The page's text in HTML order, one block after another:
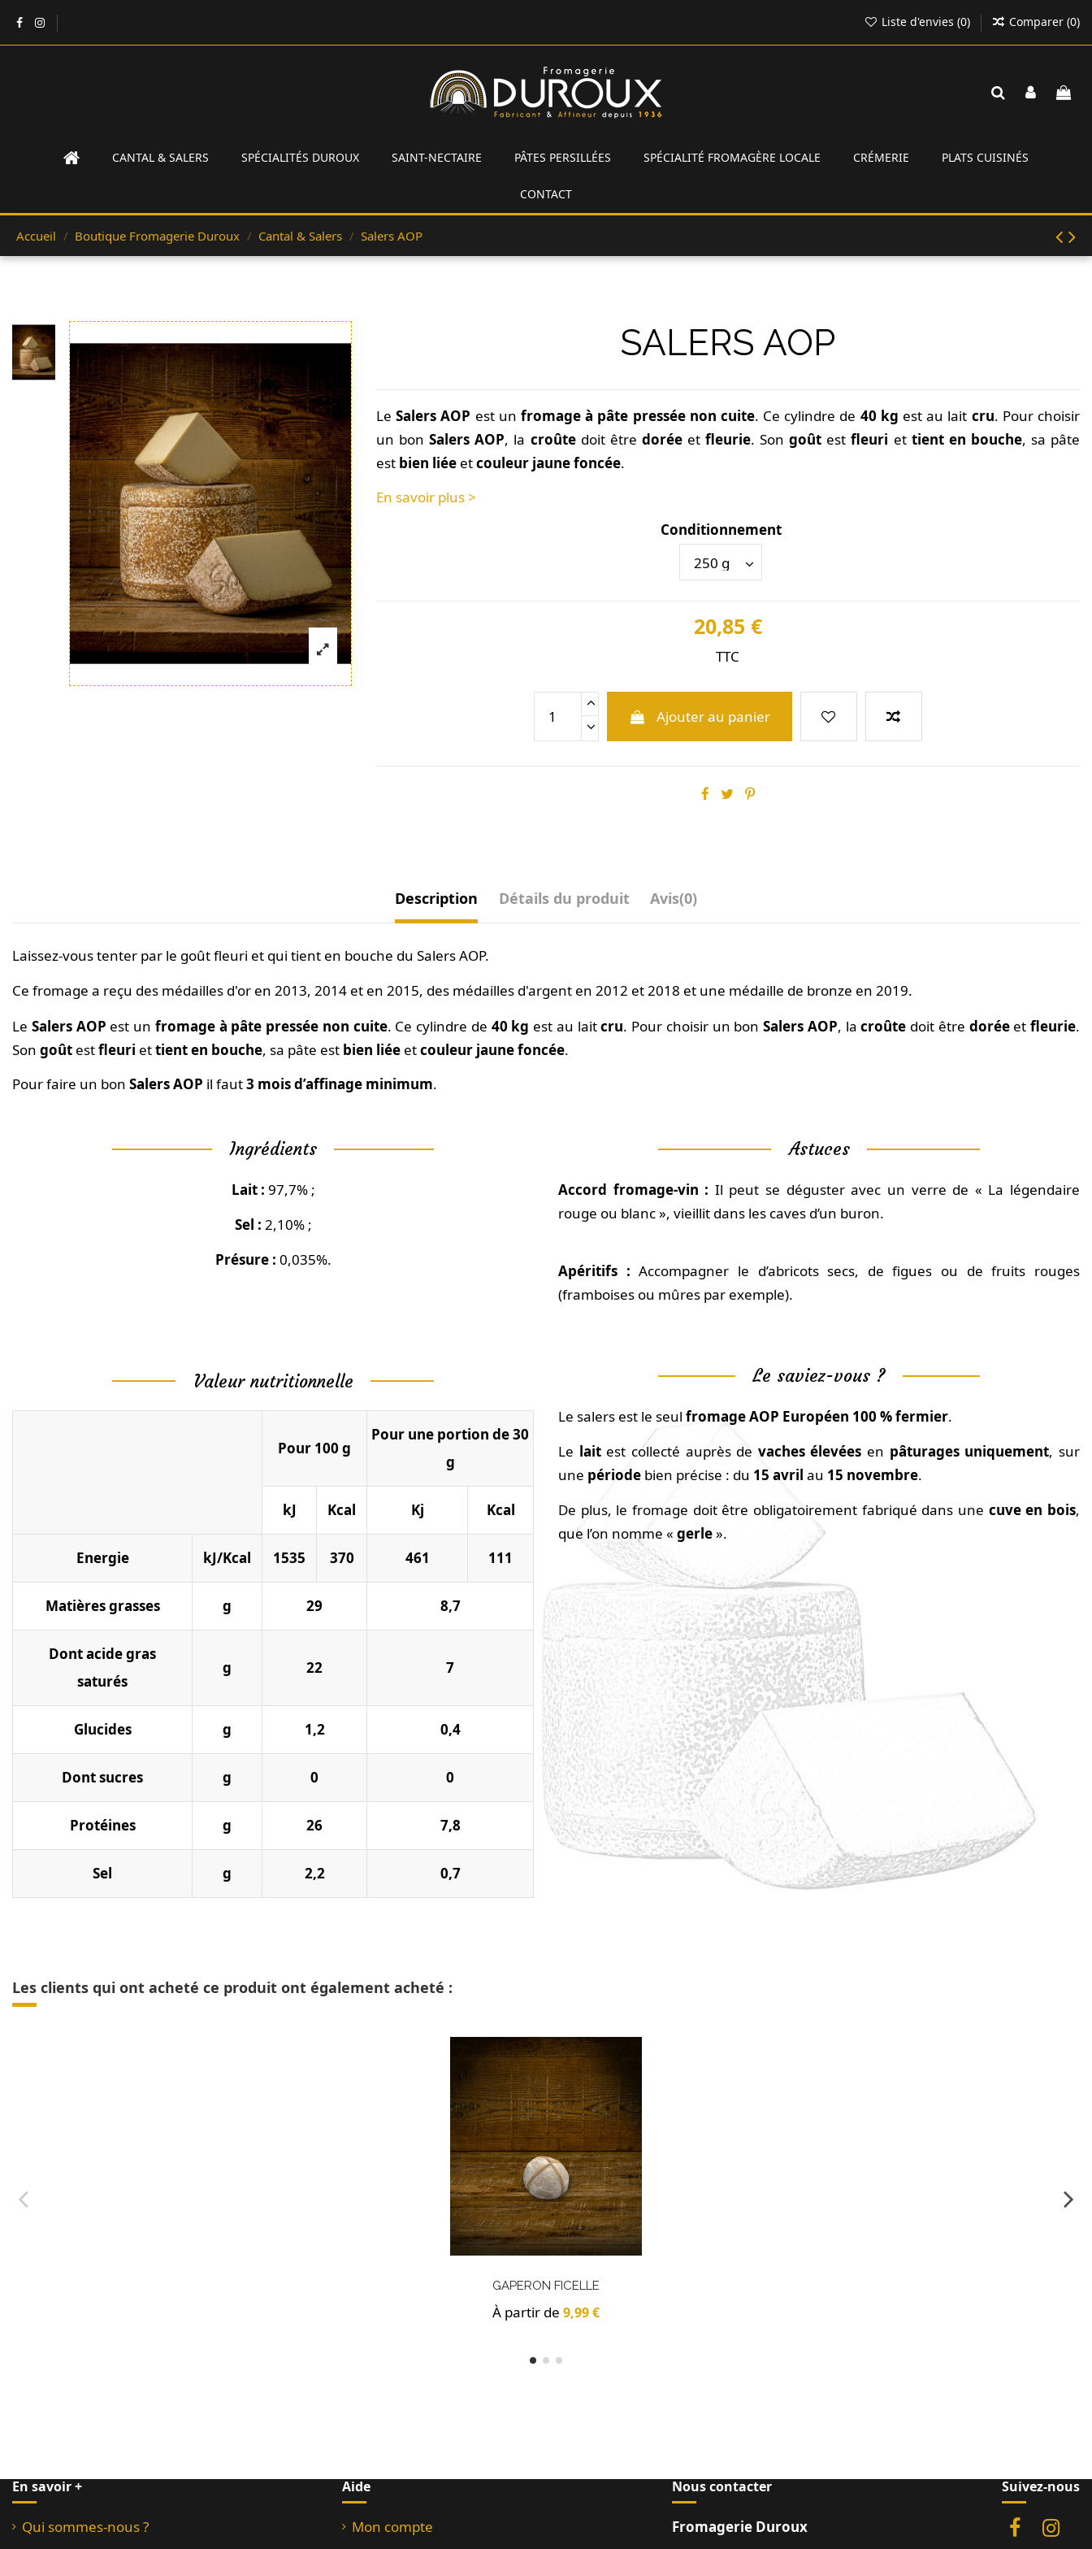
Liste d'envies (0) Comparer (0)
CANTAL & SALERS SPÉCIALITÉS DUROUX SAINT-NECTAIRE PÂTES PERSILLÉES SPÉCIALITÉ FROMAGÈRE LOCALE CRÉMERIE PLATS CUISINÉS
CONTACT
Accueil Boutique Fromagerie Duroux Cantal & Salers Salers AOP
SALERS AOP
LeSalers AOP est un fromage à pâte pressée non cuite. Ce cylindre de 40 kg est au lait cru. Pour choisir
un bonSalers AOP, la croûtedoit être doréeetfleurie. Songoût estfleuri et tient en bouche, sa pâte
est bien liée etcouleur jaune foncée.
En savoir plus >
Conditionnement
20,85 €
TTC
Ajouter au panier
Description Détails du produit Avis(0)
Laissez-vous tenter par le goût fleuri et qui tient en bouche du Salers AOP.
Ce fromage a reçu des médailles d'or en 2013, 2014 et en 2015, des médailles d'argent en 2012 et 2018 et une médaille de bronze en 2019.
Le Salers AOP est un fromage à pâte pressée non cuite. Ce cylindre de 40 kg est au laitcru. Pour choisir un bon Salers AOP, lacroûte doit être doréeet fleurie.
Son goût estfleuri ettient en bouche, sa pâte est bien liée etcouleur jaune foncée.
Pour faire un bon Salers AOP il faut3 mois d’affinage minimum.
Ingrédients
Lait : 97,7% ;
Sel : 2,10% ;
Présure : 0,035%.
Valeur nutritionnelle
Pour 100 g
Pour une portion de 30
g
kJ Kcal Kj Kcal
Energie kJ/Kcal 1535 370 461 111
Matières grasses g 29 8,7
Dont acide gras
saturés
g 22 7
Glucides g 1,2 0,4
Dont sucres g 0 0
Protéines g 26 7,8
Sel g 2,2 0,7
Astuces
Accord fromage-vin : Il peut se déguster avec un verre de « La légendaire
rouge ou blanc », vieillit dans les caves d’un buron.
Apéritifs : Accompagner le d’abricots secs, de figues ou de fruits rouges
(framboises ou mûres par exemple).
Le saviez-vous ?
Le salers est le seul fromage AOP Européen 100 % fermier.
Le laitest collecté auprès de vaches élevées en pâturages uniquement, sur
une période bien précise : du 15 avril au 15 novembre.
De plus, le fromage doit être obligatoirement fabriqué dans une cuve en bois,
que l’on nomme « gerle».
Les clients qui ont acheté ce produit ont également acheté :
GAPERON FICELLE
À partir de 9,99 €
En savoir +
Qui sommes-nous ?
Aide
Mon compte
Nous contacter
Fromagerie Duroux
Suivez-nous